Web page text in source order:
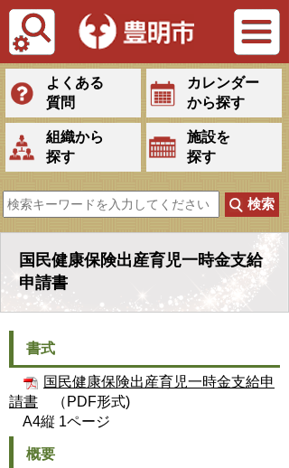
Tiếng Việt
よくある
質問
カレンダー
から探す
組織から
探す
施設を
探す
国民健康保険出産育児一時金支給
申請書
書式
国民健康保険出産育児一時金支給申
請書 （PDF形式)
A4縦 1ページ
概要